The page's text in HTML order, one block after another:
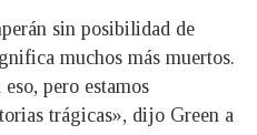
sin posibilidad de
muchos más muertos.
pero estamos
trágicas», dijo Green a